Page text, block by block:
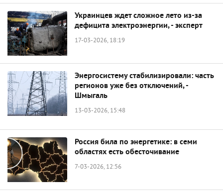
Украинцев ждет сложное лето из-за
дефицита электроэнергии, - эксперт
17-03-2026, 18:19
Энергосистему стабилизировали: часть
регионов уже без отключений, -
Шмыгаль
13-03-2026, 15:48
Россия била по энергетике: в семи
областях есть обесточивание
7-03-2026, 12:56